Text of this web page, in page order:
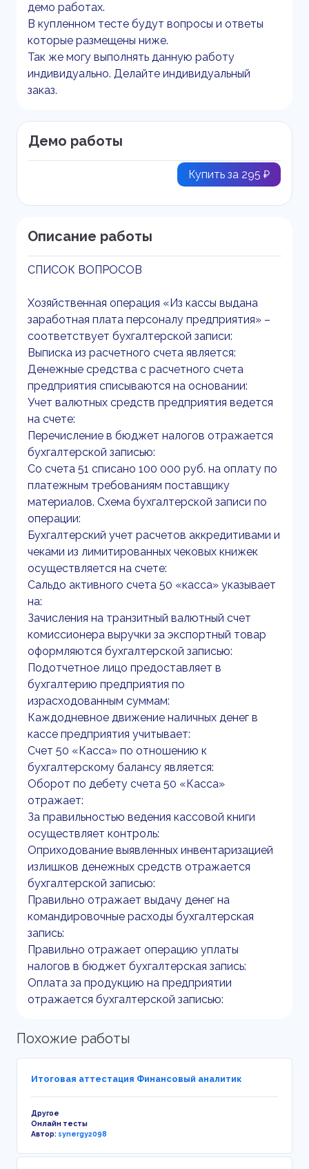
демо работах.
В купленном тесте будут вопросы и ответы
которые размещены ниже.
Так же могу выполнять данную работу
индивидуально. Делайте индивидуальный
заказ.
Демо работы
Купить за 295 ₽
Описание работы
СПИСОК ВОПРОСОВ
Хозяйственная операция «Из кассы выдана
заработная плата персоналу предприятия» –
соответствует бухгалтерской записи:
Выписка из расчетного счета является:
Денежные средства с расчетного счета
предприятия списываются на основании:
Учет валютных средств предприятия ведется
на счете:
Перечисление в бюджет налогов отражается
бухгалтерской записью:
Со счета 51 списано 100 000 руб. на оплату по
платежным требованиям поставщику
материалов. Схема бухгалтерской записи по
операции:
Бухгалтерский учет расчетов аккредитивами и
чеками из лимитированных чековых книжек
осуществляется на счете:
Сальдо активного счета 50 «касса» указывает
на:
Зачисления на транзитный валютный счет
комиссионера выручки за экспортный товар
оформляются бухгалтерской записью:
Подотчетное лицо предоставляет в
бухгалтерию предприятия по
израсходованным суммам:
Каждодневное движение наличных денег в
кассе предприятия учитывает:
Счет 50 «Касса» по отношению к
бухгалтерскому балансу является:
Оборот по дебету счета 50 «Касса»
отражает:
За правильностью ведения кассовой книги
осуществляет контроль:
Оприходование выявленных инвентаризацией
излишков денежных средств отражается
бухгалтерской записью:
Правильно отражает выдачу денег на
командировочные расходы бухгалтерская
запись:
Правильно отражает операцию уплаты
налогов в бюджет бухгалтерская запись:
Оплата за продукцию на предприятии
отражается бухгалтерской записью:
Похожие работы
Итоговая аттестация Финансовый аналитик
Другое
Онлайн тесты
Автор:synergy2098